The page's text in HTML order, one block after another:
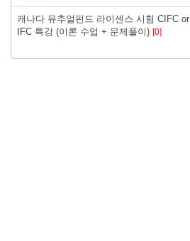
캐나다 뮤추얼펀드 라이센스 시험 CIFC or
IFC 특강 (이론 수업 + 문제풀이) [0]